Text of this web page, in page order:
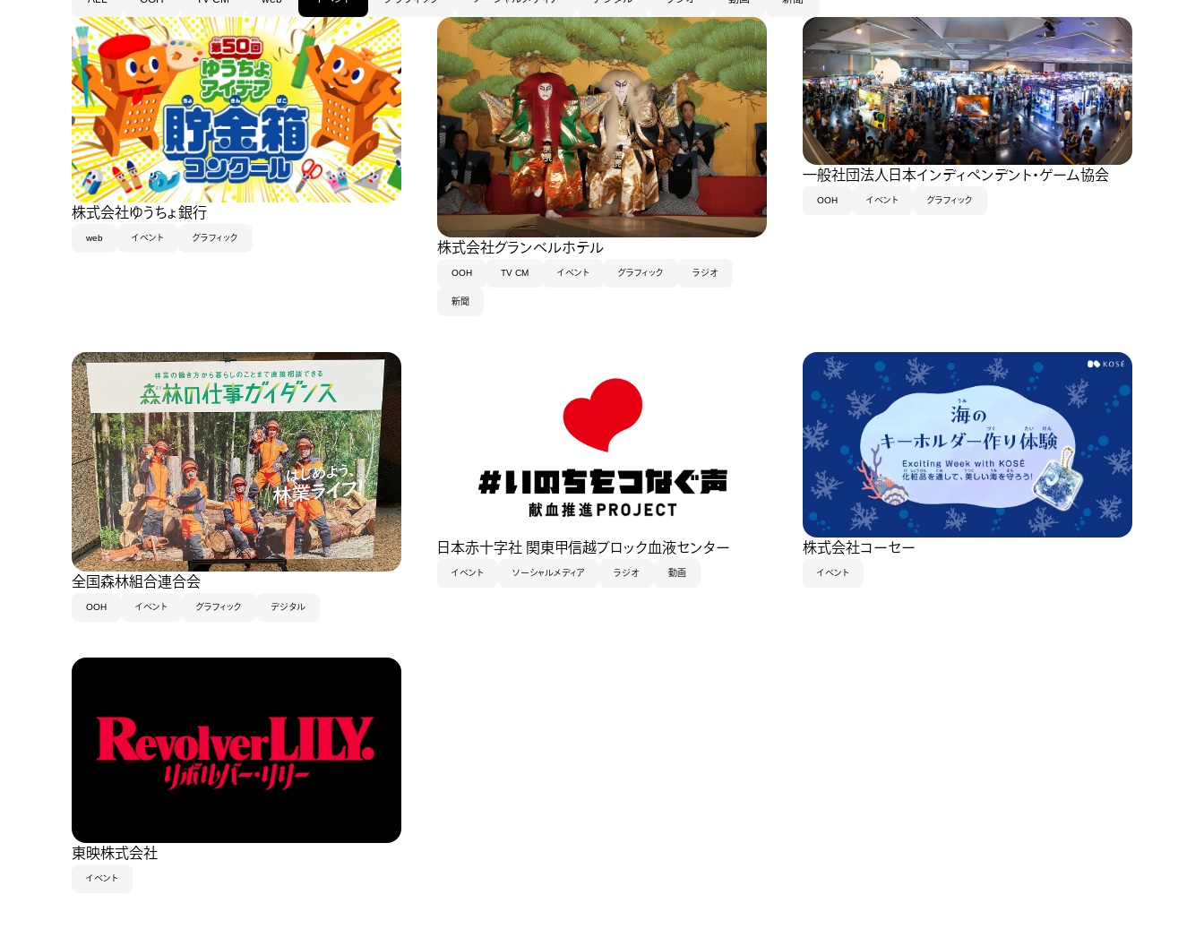
株式会社ゆうちょ銀行
web イベント グラフィック
株式会社グランベルホテル
OOH TV CM イベント グラフィック ラジオ
新聞
一般社団法人日本インディペンデント・ゲーム協会
OOH イベント グラフィック
全国森林組合連合会
OOH イベント グラフィック デジタル
日本赤十字社 関東甲信越ブロック血液センター
イベント ソーシャルメディア ラジオ 動画
株式会社コーセー
イベント
東映株式会社
イベント